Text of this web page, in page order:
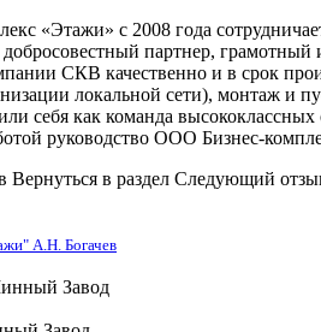
«Этажи» с 2008 года
добросовестный партнер,
СКВ качественно и в срок
локальной сети), монтаж и
себя как команда
руководство ООО Бизнес-
Вернуться в раздел Следующий
А.Н. Богачев